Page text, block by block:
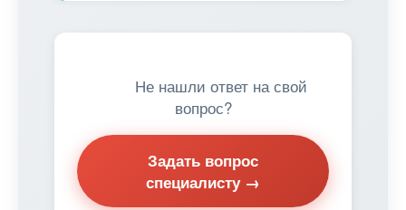
Не нашли ответ на свой
вопрос?
Задать вопрос
специалисту →